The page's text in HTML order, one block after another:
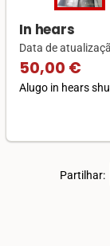
In hears
Data de
50,00 €
Alugo in hears
Partilhar: